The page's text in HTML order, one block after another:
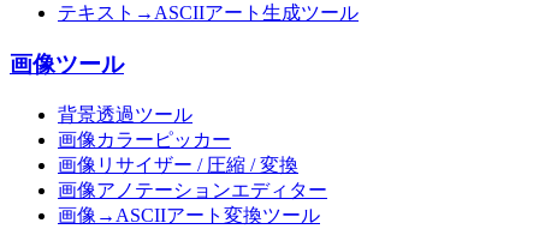
テキスト→ASCIIアート生成ツール
画像ツール
背景透過ツール
画像カラーピッカー
画像リサイザー / 圧縮 / 変換
画像アノテーションエディター
画像→ASCIIアート変換ツール